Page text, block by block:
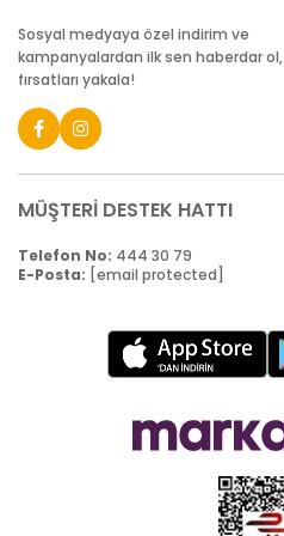
Sosyal medyaya özel indirim ve
kampanyalardan ilk sen haberdar ol,
fırsatları yakala!
MÜŞTERİ DESTEK HATTI
Telefon No: 444 30 79
E-Posta: [email protected]